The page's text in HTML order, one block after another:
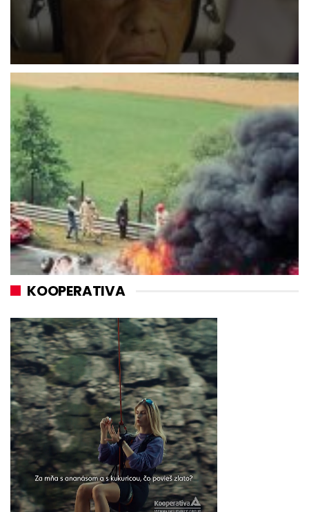
KOOPERATIVA